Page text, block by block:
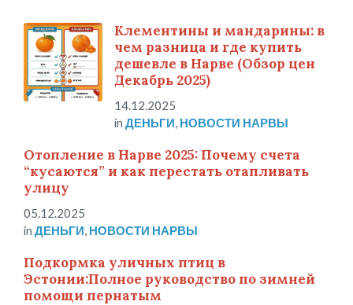
Клементины и мандарины: в
чем разница и где купить
дешевле в Нарве (Обзор цен
Декабрь 2025)
14.12.2025
in ДЕНЬГИ НОВОСТИ НАРВЫ
Отопление в Нарве 2025: Почему счета
“кусаются” и как перестать отапливать
улицу
05.12.2025
in ДЕНЬГИ НОВОСТИ НАРВЫ
Подкормка уличных птиц в
Эстонии:Полное руководство по зимней
помощи пернатым